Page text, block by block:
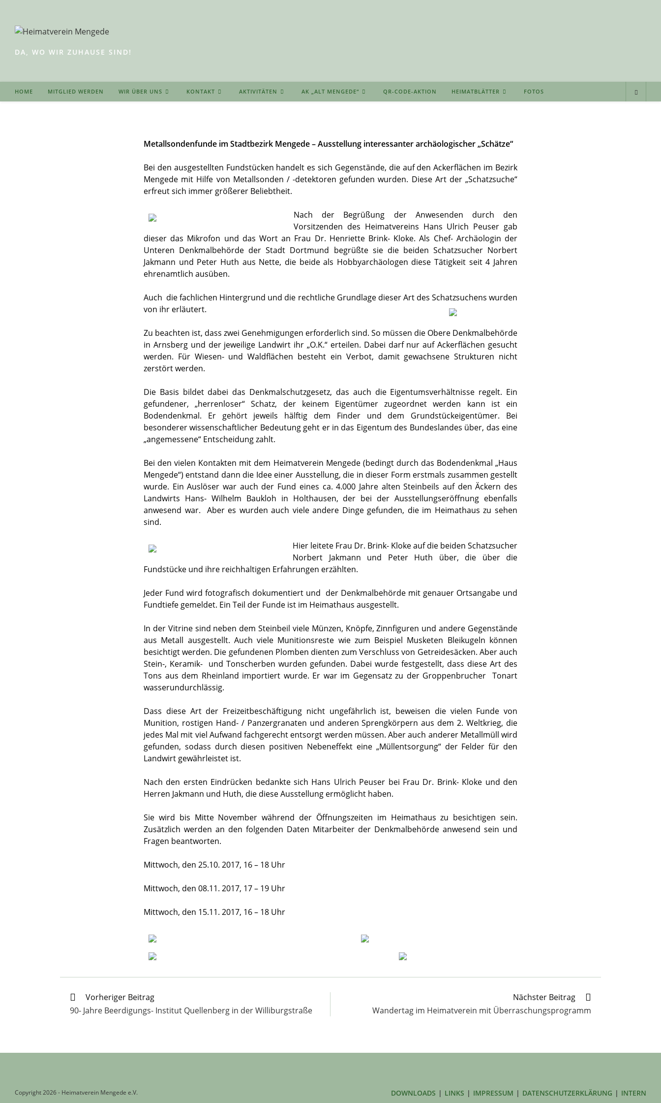
springen
DA, WO WIR ZUHAUSE SIND!
HOME MITGLIED WERDEN WIR ÜBER UNS KONTAKT AKTIVITÄTEN AK „ALT MENGEDE“ QR-CODE-AKTION HEIMATBLÄTTER FOTOS
Metallsondenfunde im Stadtbezirk Mengede – Ausstellung interessanter archäologischer „Schätze“
Bei den ausgestellten Fundstücken handelt es sich Gegenstände, die auf den Ackerflächen im Bezirk
Mengede mit Hilfe von Metallsonden / -detektoren gefunden wurden. Diese Art der „Schatzsuche“
erfreut sich immer größerer Beliebtheit.
Nach der Begrüßung der Anwesenden durch den
Vorsitzenden des Heimatvereins Hans Ulrich Peuser gab
dieser das Mikrofon und das Wort an Frau Dr. Henriette Brink- Kloke. Als Chef- Archäologin der
Unteren Denkmalbehörde der Stadt Dortmund begrüßte sie die beiden Schatzsucher Norbert
Jakmann und Peter Huth aus Nette, die beide als Hobbyarchäologen diese Tätigkeit seit 4 Jahren
ehrenamtlich ausüben.
Auch die fachlichen Hintergrund und die rechtliche Grundlage dieser Art des Schatzsuchens wurden
von ihr erläutert.
Zu beachten ist, dass zwei Genehmigungen erforderlich sind. So müssen die Obere Denkmalbehörde
in Arnsberg und der jeweilige Landwirt ihr „O.K.“ erteilen. Dabei darf nur auf Ackerflächen gesucht
werden. Für Wiesen- und Waldflächen besteht ein Verbot, damit gewachsene Strukturen nicht
zerstört werden.
Die Basis bildet dabei das Denkmalschutzgesetz, das auch die Eigentumsverhältnisse regelt. Ein
gefundener, „herrenloser“ Schatz, der keinem Eigentümer zugeordnet werden kann ist ein
Bodendenkmal. Er gehört jeweils hälftig dem Finder und dem Grundstückeigentümer. Bei
besonderer wissenschaftlicher Bedeutung geht er in das Eigentum des Bundeslandes über, das eine
„angemessene“ Entscheidung zahlt.
Bei den vielen Kontakten mit dem Heimatverein Mengede (bedingt durch das Bodendenkmal „Haus
Mengede“) entstand dann die Idee einer Ausstellung, die in dieser Form erstmals zusammen gestellt
wurde. Ein Auslöser war auch der Fund eines ca. 4.000 Jahre alten Steinbeils auf den Äckern des
Landwirts Hans- Wilhelm Baukloh in Holthausen, der bei der Ausstellungseröffnung ebenfalls
anwesend war. Aber es wurden auch viele andere Dinge gefunden, die im Heimathaus zu sehen
sind.
Hier leitete Frau Dr. Brink- Kloke auf die beiden Schatzsucher
Norbert Jakmann und Peter Huth über, die über die
Fundstücke und ihre reichhaltigen Erfahrungen erzählten.
Jeder Fund wird fotografisch dokumentiert und der Denkmalbehörde mit genauer Ortsangabe und
Fundtiefe gemeldet. Ein Teil der Funde ist im Heimathaus ausgestellt.
In der Vitrine sind neben dem Steinbeil viele Münzen, Knöpfe, Zinnfiguren und andere Gegenstände
aus Metall ausgestellt. Auch viele Munitionsreste wie zum Beispiel Musketen Bleikugeln können
besichtigt werden. Die gefundenen Plomben dienten zum Verschluss von Getreidesäcken. Aber auch
Stein-, Keramik- und Tonscherben wurden gefunden. Dabei wurde festgestellt, dass diese Art des
Tons aus dem Rheinland importiert wurde. Er war im Gegensatz zu der Groppenbrucher Tonart
wasserundurchlässig.
Dass diese Art der Freizeitbeschäftigung nicht ungefährlich ist, beweisen die vielen Funde von
Munition, rostigen Hand- / Panzergranaten und anderen Sprengkörpern aus dem 2. Weltkrieg, die
jedes Mal mit viel Aufwand fachgerecht entsorgt werden müssen. Aber auch anderer Metallmüll wird
gefunden, sodass durch diesen positiven Nebeneffekt eine „Müllentsorgung“ der Felder für den
Landwirt gewährleistet ist.
Nach den ersten Eindrücken bedankte sich Hans Ulrich Peuser bei Frau Dr. Brink- Kloke und den
Herren Jakmann und Huth, die diese Ausstellung ermöglicht haben.
Sie wird bis Mitte November während der Öffnungszeiten im Heimathaus zu besichtigen sein.
Zusätzlich werden an den folgenden Daten Mitarbeiter der Denkmalbehörde anwesend sein und
Fragen beantworten.
Mittwoch, den 25.10. 2017, 16 – 18 Uhr
Mittwoch, den 08.11. 2017, 17 – 19 Uhr
Mittwoch, den 15.11. 2017, 16 – 18 Uhr
Weitere
Artikel
ansehen
Vorheriger Beitrag
90- Jahre Beerdigungs- Institut Quellenberg in der Williburgstraße
Nächster Beitrag
Wandertag im Heimatverein mit Überraschungsprogramm
DOWNLOADS LINKS IMPRESSUM DATENSCHUTZERKLÄRUNG INTERN
Copyright 2026 - Heimatverein Mengede e.V.